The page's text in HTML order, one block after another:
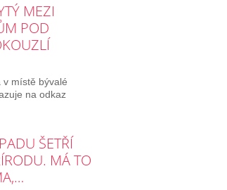
MEZI
POD
v místě bývalé
na odkaz
ŠETŘÍ
MÁ TO